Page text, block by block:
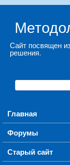
Сайт посвящен
решения.
Форма
Поиск
Main menu
Главная
Форумы
Старый сайт